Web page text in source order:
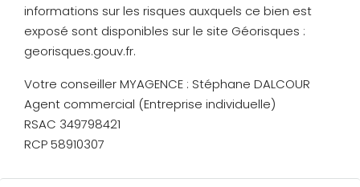
informations sur les risques auxquels ce bien est
exposé sont disponibles sur le site Géorisques :
georisques.gouv.fr.
Votre conseiller MYAGENCE : Stéphane DALCOUR
Agent commercial (Entreprise individuelle)
RSAC 349798421
RCP 58910307